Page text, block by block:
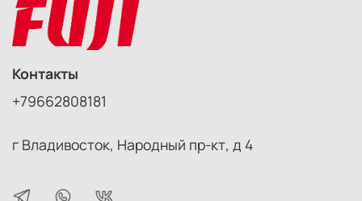
Контакты
+79662808181
г Владивосток, Народный пр-кт, д 4